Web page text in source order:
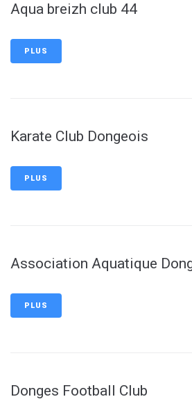
Aqua breizh club 44
PLUS
Karate Club Dongeois
PLUS
Association Aquatique
PLUS
Donges Football Club